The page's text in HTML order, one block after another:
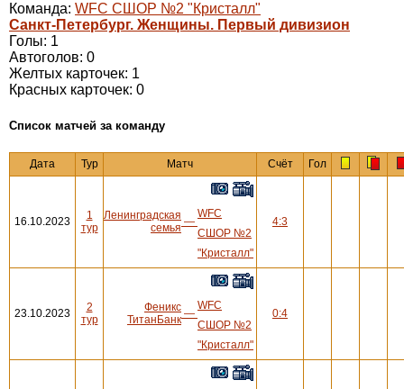
Команда: WFC СШОР №2 "Кристалл"
Санкт-Петербург. Женщины. Первый дивизион
Голы: 1
Автоголов: 0
Желтых карточек: 1
Красных карточек: 0
Cписок матчей за команду
Дата Тур Матч Счёт Гол
16.10.2023
1
тур
Ленинградская
семья —
WFC
СШОР №2
"Кристалл"
4:3
23.10.2023
2
тур
Феникс
ТитанБанк —
WFC
СШОР №2
"Кристалл"
0:4